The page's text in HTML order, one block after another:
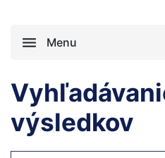
Menu
výsledkov